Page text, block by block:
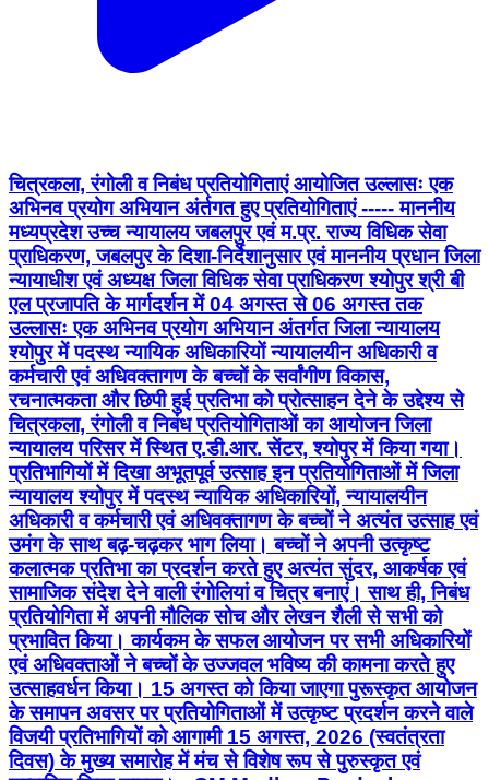
चित्रकला, रंगोली व निबंध प्रतियोगिताएं आयोजित उल्लासः एक
अभिनव प्रयोग अभियान अंर्तगत हुए प्रतियोगिताएं ----- माननीय
मध्यप्रदेश उच्च न्यायालय जबलपुर एवं म.प्र. राज्य विधिक सेवा
प्राधिकरण, जबलपुर के दिशा-निर्देशानुसार एवं माननीय प्रधान जिला
न्यायाधीश एवं अध्यक्ष जिला विधिक सेवा प्राधिकरण श्योपुर श्री बी
एल प्रजापति के मार्गदर्शन में 04 अगस्त से 06 अगस्त तक
उल्लासः एक अभिनव प्रयोग अभियान अंतर्गत जिला न्यायालय
श्योपुर में पदस्थ न्यायिक अधिकारियों न्यायालयीन अधिकारी व
कर्मचारी एवं अधिवक्तागण के बच्चों के सर्वांगीण विकास,
रचनात्मकता और छिपी हुई प्रतिभा को प्रोत्साहन देने के उद्देश्य से
चित्रकला, रंगोली व निबंध प्रतियोगिताओं का आयोजन जिला
न्यायालय परिसर में स्थित ए.डी.आर. सेंटर, श्योपुर में किया गया।
प्रतिभागियों में दिखा अभूतपूर्व उत्साह इन प्रतियोगिताओं में जिला
न्यायालय श्योपुर में पदस्थ न्यायिक अधिकारियों, न्यायालयीन
अधिकारी व कर्मचारी एवं अधिवक्तागण के बच्चों ने अत्यंत उत्साह एवं
उमंग के साथ बढ़-चढ़कर भाग लिया। बच्चों ने अपनी उत्कृष्ट
कलात्मक प्रतिभा का प्रदर्शन करते हुए अत्यंत सुंदर, आकर्षक एवं
सामाजिक संदेश देने वाली रंगोलियां व चित्र बनाएं। साथ ही, निबंध
प्रतियोगिता में अपनी मौलिक सोच और लेखन शैली से सभी को
प्रभावित किया। कार्यकम के सफल आयोजन पर सभी अधिकारियों
एवं अधिवक्ताओं ने बच्चों के उज्जवल भविष्य की कामना करते हुए
उत्साहवर्धन किया। 15 अगस्त को किया जाएगा पुरूस्कृत आयोजन
के समापन अवसर पर प्रतियोगिताओं में उत्कृष्ट प्रदर्शन करने वाले
विजयी प्रतिभागियों को आगामी 15 अगस्त, 2026 (स्वतंत्रता
दिवस) के मुख्य समारोह में मंच से विशेष रूप से पुरुस्कृत एवं